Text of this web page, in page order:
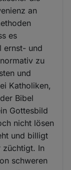
an
es
ernst- und
zu
und
Katholiken,
Bibel
Gottesbild
nicht lösen
und billigt
züchtigt. In
schweren